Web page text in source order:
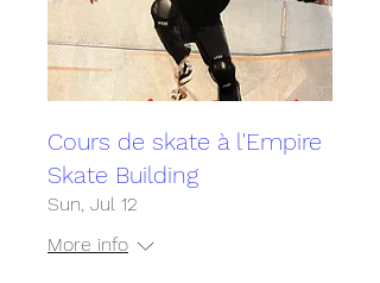
Cours de skate à l'Empire
Skate Building
Sun, Jul 12
More info